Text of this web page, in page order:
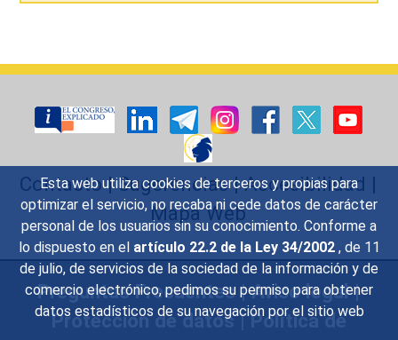
Esta web utiliza cookies de terceros y propias para
optimizar el servicio, no recaba ni cede datos de carácter
personal de los usuarios sin su conocimiento. Conforme a
lo dispuesto en el artículo 22.2 de la Ley 34/2002 , de 11
de julio, de servicios de la sociedad de la información y de
comercio electrónico, pedimos su permiso para obtener
datos estadísticos de su navegación por el sitio web
Contacto|Sugerencias|Accesibilidad |
Mapa Web
Preguntas Frecuentes|Aviso legal|
Protección de datos|Política de